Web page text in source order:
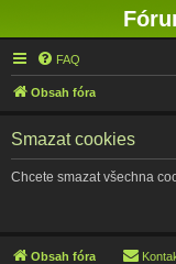
FAQ
Obsah fóra
Smazat cookies
Chcete smazat všechna
Obsah fóra